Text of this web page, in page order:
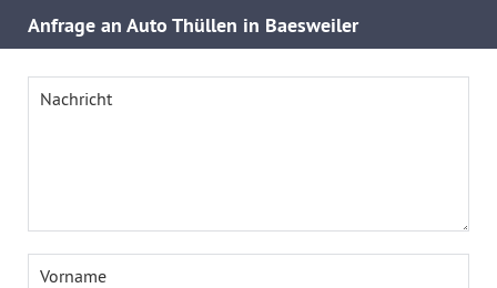
Anfrage an Auto Thüllen in Baesweiler
Nachricht
Vorname